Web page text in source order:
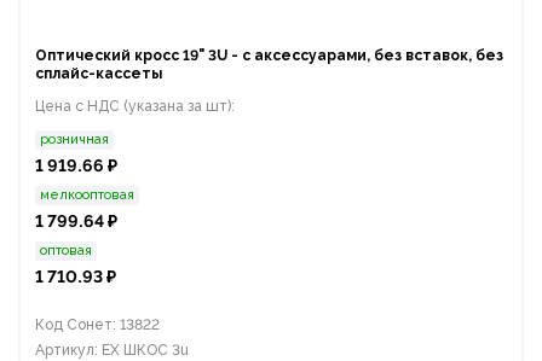
Оптический кросс 19" 3U - с аксессуарами, без вставок, без
сплайс-кассеты
Цена с НДС (указана за шт):
розничная
1 919.66 ₽
мелкооптовая
1 799.64 ₽
оптовая
1 710.93 ₽
Код Сонет: 13822
Артикул: EX ШКОС 3u